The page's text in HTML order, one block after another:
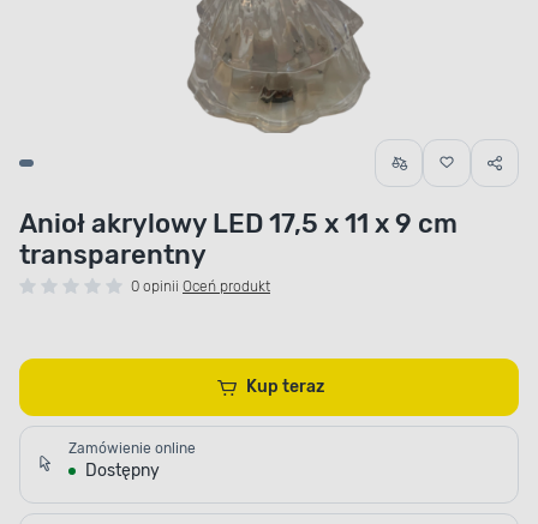
Anioł akrylowy LED 17,5 x 11 x 9 cm
transparentny
0 opinii Oceń produkt
Kup teraz
Zamówienie online
Dostępny